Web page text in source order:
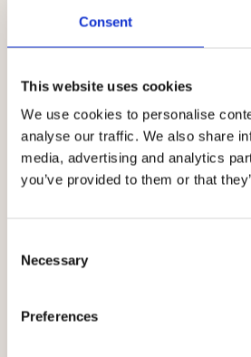
Consent
This website uses cookies
We use cookies to personalise
analyse our traffic. We also share
media, advertising and analytics
you’ve provided to them or that
Selection
Necessary
Preferences